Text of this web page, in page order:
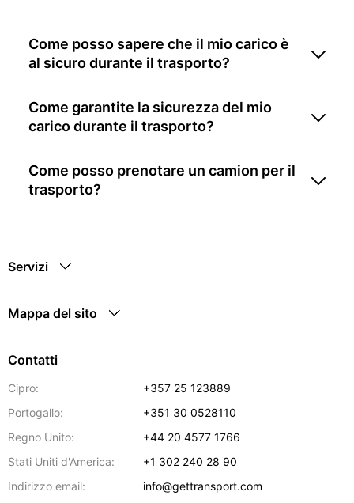
Come posso sapere che il mio carico è
al sicuro durante il trasporto?
Come garantite la sicurezza del mio
carico durante il trasporto?
Come posso prenotare un camion per il
trasporto?
Servizi
Mappa del sito
Contatti
Cipro:
+357 25 123889
Portogallo:
+351 30 0528110
Regno Unito:
+44 20 4577 1766
Stati Uniti d'America:
+1 302 240 28 90
Indirizzo email:
info@gettransport.com